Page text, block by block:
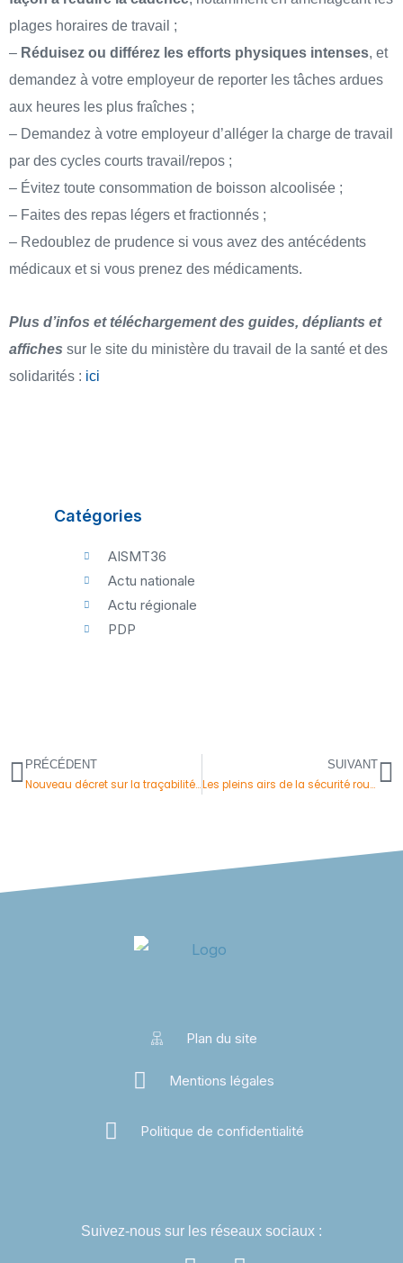
plages horaires de travail ;
– Réduisez ou différez les efforts physiques intenses, et
demandez à votre employeur de reporter les tâches ardues
aux heures les plus fraîches ;
– Demandez à votre employeur d’alléger la charge de travail
par des cycles courts travail/repos ;
– Évitez toute consommation de boisson alcoolisée ;
– Faites des repas légers et fractionnés ;
– Redoublez de prudence si vous avez des antécédents
médicaux et si vous prenez des médicaments.
Plus d’infos et téléchargement des guides, dépliants et
affiches sur le site du ministère du travail de la santé et des
solidarités : ici
Catégories
AISMT36
Actu nationale
Actu régionale
PDP
Précédent
PRÉCÉDENT
Nouveau décret sur la traçabilité de l’exposition aux CMR
SUIVANT
Les pleins airs de la sécurité routière
Plan du site
Mentions légales
Politique de confidentialité
Suivez-nous sur les réseaux sociaux :